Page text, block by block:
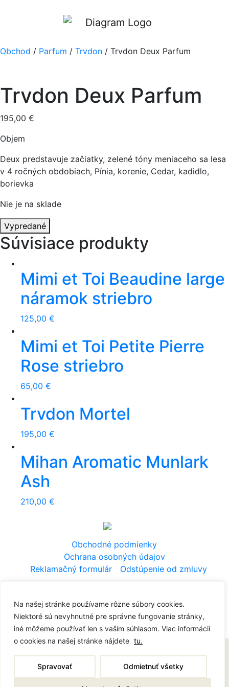
Na našej stránke používame rôzne súbory cookies.
Niektoré sú nevyhnutné pre správne fungovanie stránky,
iné môžeme používať len s vaším súhlasom. Viac informácií
o cookies na našej stránke nájdete tu.
Spravovať Odmietnuť všetky
Obchod / Parfum / Trvdon / Trvdon Deux Parfum
Trvdon Deux Parfum
195,00 €
Objem
Deux predstavuje začiatky, zelené tóny meniaceho sa lesa
v 4 ročných obdobiach, Pínia, korenie, Cedar, kadidlo,
borievka
Nie je na sklade
Vypredané
Súvisiace produkty
Mimi et Toi Beaudine large
náramok striebro
125,00 €
Mimi et Toi Petite Pierre
Rose striebro
65,00 €
Trvdon Mortel
195,00 €
Mihan Aromatic Munlark
Ash
210,00 €
Obchodné podmienky
Ochrana osobných údajov
Reklamačný formulár
Odstúpenie od zmluvy
spravuje danoit.sk
Prezeraním našej webovej stránky súhlasíte s ich
používaním a ukladaním do Vášho prehliadača.Viac
informácií o spracúvaní osobných údajov a súborov